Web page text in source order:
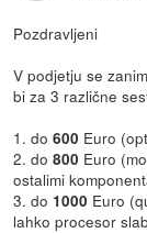
Pozdravljeni
V podjetju se
bi za 3 različne
1. do600 Euro
2. do800 Euro
ostalimi
3. do 1000 Euro
lahko procesor